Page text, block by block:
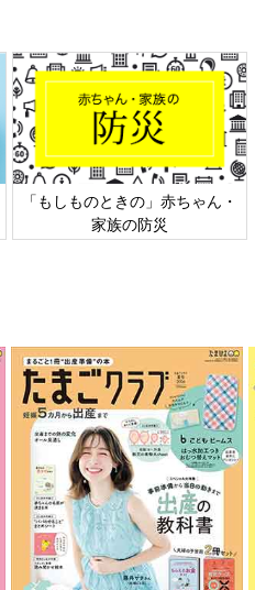
「もしものときの」赤ちゃん・
家族の防災